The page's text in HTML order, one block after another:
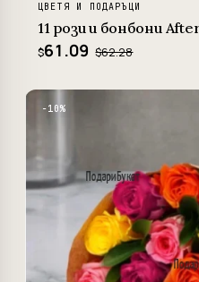
ЦВЕТЯ И ПОДАРЪЦИ
11 рози и бонбони
$61.09 $62.28
−10%